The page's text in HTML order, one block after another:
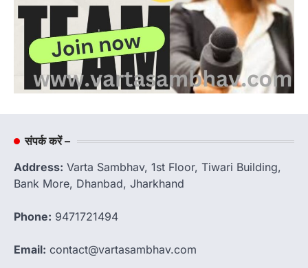
संपर्क करें –
Address: Varta Sambhav, 1st Floor, Tiwari Building,
Bank More, Dhanbad, Jharkhand
Phone: 9471721494
Email: contact@vartasambhav.com